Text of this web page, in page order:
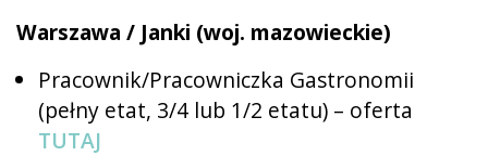
Warszawa / Janki (woj. mazowieckie)
Pracownik/Pracowniczka Gastronomii
(pełny etat, 3/4 lub 1/2 etatu) – oferta
TUTAJ